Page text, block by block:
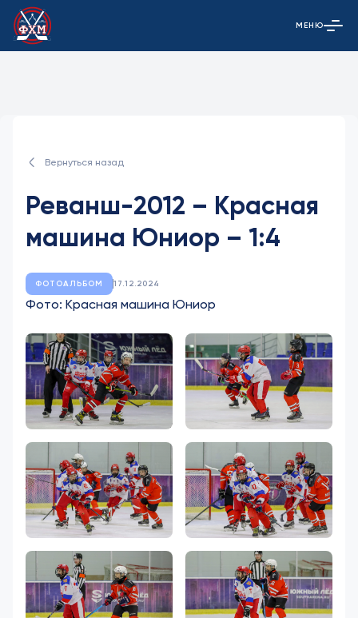
Открыть
МЕНЮ
Вернуться назад
Реванш-2012 – Красная
машина Юниор – 1:4
ФОТОАЛЬБОМ 17.12.2024
Фото: Красная машина Юниор